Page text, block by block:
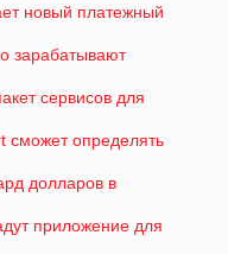
новый платежный
зарабатывают
сервисов для
сможет определять
долларов в
приложение для